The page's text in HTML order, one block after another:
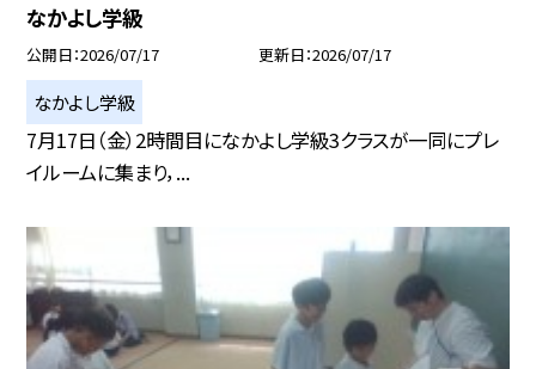
なかよし学級
公開日 2026/07/17 更新日 2026/07/17
なかよし学級
7月17日（金）2時間目になかよし学級3クラスが一同にプレ
イルームに集まり，...